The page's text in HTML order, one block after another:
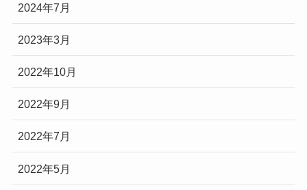
2024年7月
2023年3月
2022年10月
2022年9月
2022年7月
2022年5月